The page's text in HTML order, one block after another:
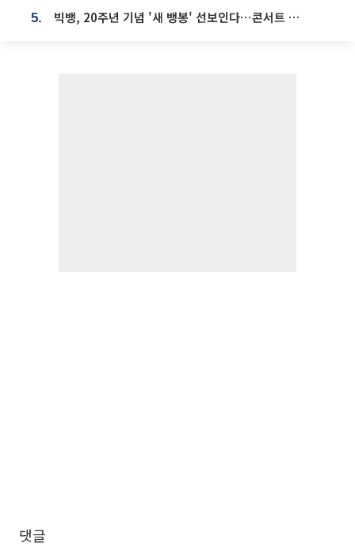
5. 빅뱅, 20주년 기념 '새 뱅봉' 선보인다⋯콘서트 앞두고 팝업 개최
댓글